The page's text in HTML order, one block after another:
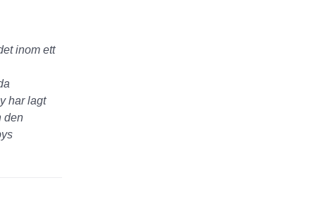
inom ett
har lagt
den